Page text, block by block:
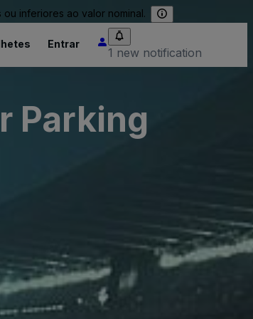
inferiores ao valor nominal.
Entrar
1 new notification
Parking